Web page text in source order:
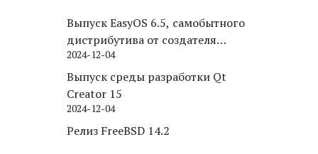
Выпуск EasyOS 6.5, самобытного
дистрибутива от создателя
Puppy Linux
2024-12-04
Выпуск среды разработки Qt
Creator 15
2024-12-04
Релиз FreeBSD 14.2